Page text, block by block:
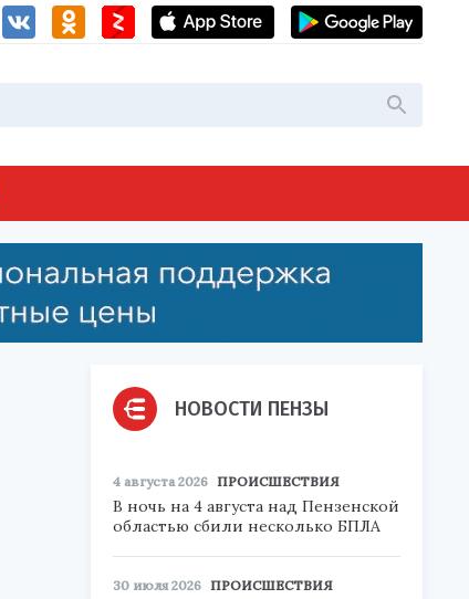
НОВОСТИ ПЕНЗЫ
4 августа 2026 ПРОИСШЕСТВИЯ
В ночь на 4 августа над Пензенской
областью сбили несколько БПЛА
30 июля 2026 ПРОИСШЕСТВИЯ